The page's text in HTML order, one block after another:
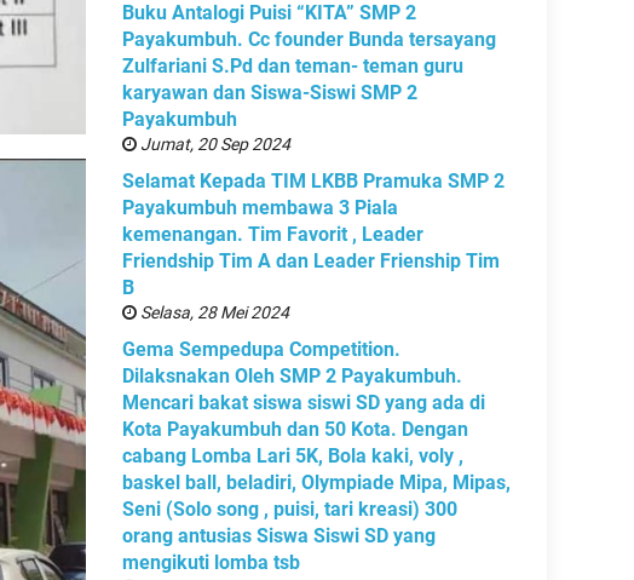
Buku Antalogi Puisi “KITA” SMP 2
Payakumbuh. Cc founder Bunda tersayang
Zulfariani S.Pd dan teman- teman guru
karyawan dan Siswa-Siswi SMP 2
Payakumbuh
Jumat, 20 Sep 2024
Selamat Kepada TIM LKBB Pramuka SMP 2
Payakumbuh membawa 3 Piala
kemenangan. Tim Favorit , Leader
Friendship Tim A dan Leader Frienship Tim
B
Selasa, 28 Mei 2024
Gema Sempedupa Competition.
Dilaksnakan Oleh SMP 2 Payakumbuh.
Mencari bakat siswa siswi SD yang ada di
Kota Payakumbuh dan 50 Kota. Dengan
cabang Lomba Lari 5K, Bola kaki, voly ,
baskel ball, beladiri, Olympiade Mipa, Mipas,
Seni (Solo song , puisi, tari kreasi) 300
orang antusias Siswa Siswi SD yang
mengikuti lomba tsb